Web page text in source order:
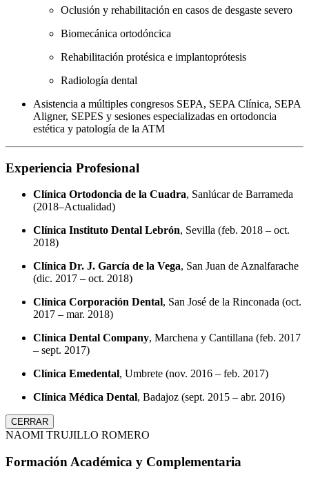
Oclusión y rehabilitación en casos de desgaste severo
Biomecánica ortodóncica
Rehabilitación protésica e implantoprótesis
Radiología dental
Asistencia a múltiples congresos SEPA, SEPA Clínica, SEPA
Aligner, SEPES y sesiones especializadas en ortodoncia
estética y patología de la ATM
Experiencia Profesional
Clínica Ortodoncia de la Cuadra, Sanlúcar de Barrameda
(2018–Actualidad)
Clínica Instituto Dental Lebrón, Sevilla (feb. 2018 – oct.
2018)
Clínica Dr. J. García de la Vega, San Juan de Aznalfarache
(dic. 2017 – oct. 2018)
Clínica Corporación Dental, San José de la Rinconada (oct.
2017 – mar. 2018)
Clínica Dental Company, Marchena y Cantillana (feb. 2017
– sept. 2017)
Clínica Emedental, Umbrete (nov. 2016 – feb. 2017)
Clínica Médica Dental, Badajoz (sept. 2015 – abr. 2016)
CERRAR
NAOMI TRUJILLO ROMERO
Formación Académica y Complementaria